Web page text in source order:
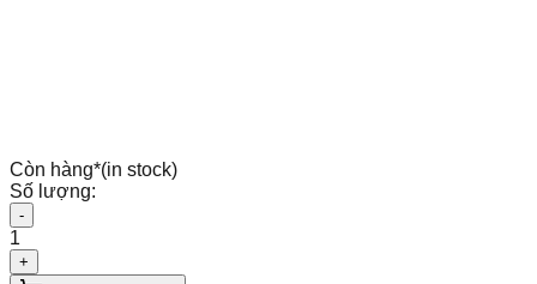
Còn hàng*(in stock)
Số lượng:
-
1
+